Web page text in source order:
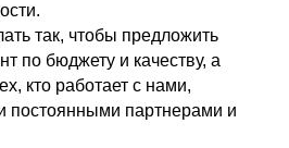
так, чтобы предложить
по бюджету и качеству, а
кто работает с нами,
постоянными партнерами и